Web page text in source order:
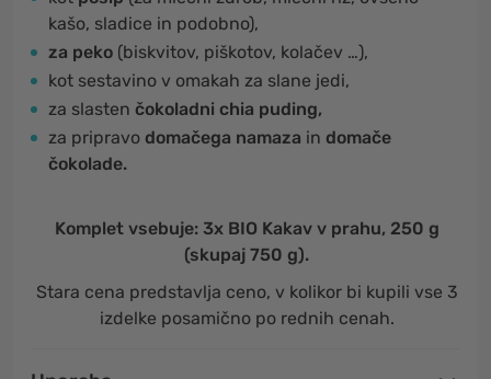
kašo, sladice in podobno),
za peko (biskvitov, piškotov, kolačev …),
kot sestavino v omakah za slane jedi,
za slasten čokoladni chia puding,
za pripravo domačega namaza in domače
čokolade.
Komplet vsebuje: 3x BIO Kakav v prahu, 250 g
(skupaj 750 g).
Stara cena predstavlja ceno, v kolikor bi kupili vse 3
izdelke posamično po rednih cenah.